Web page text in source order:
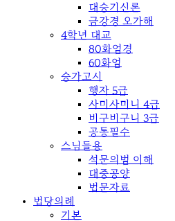
대승기신론
금강경 오가해
4학년 대교
80화엄경
60화엄
승가고시
행자 5급
사미사미니 4급
비구비구니 3급
공통필수
스님들용
석문의범 이해
대중공양
법문자료
법당의례
기본